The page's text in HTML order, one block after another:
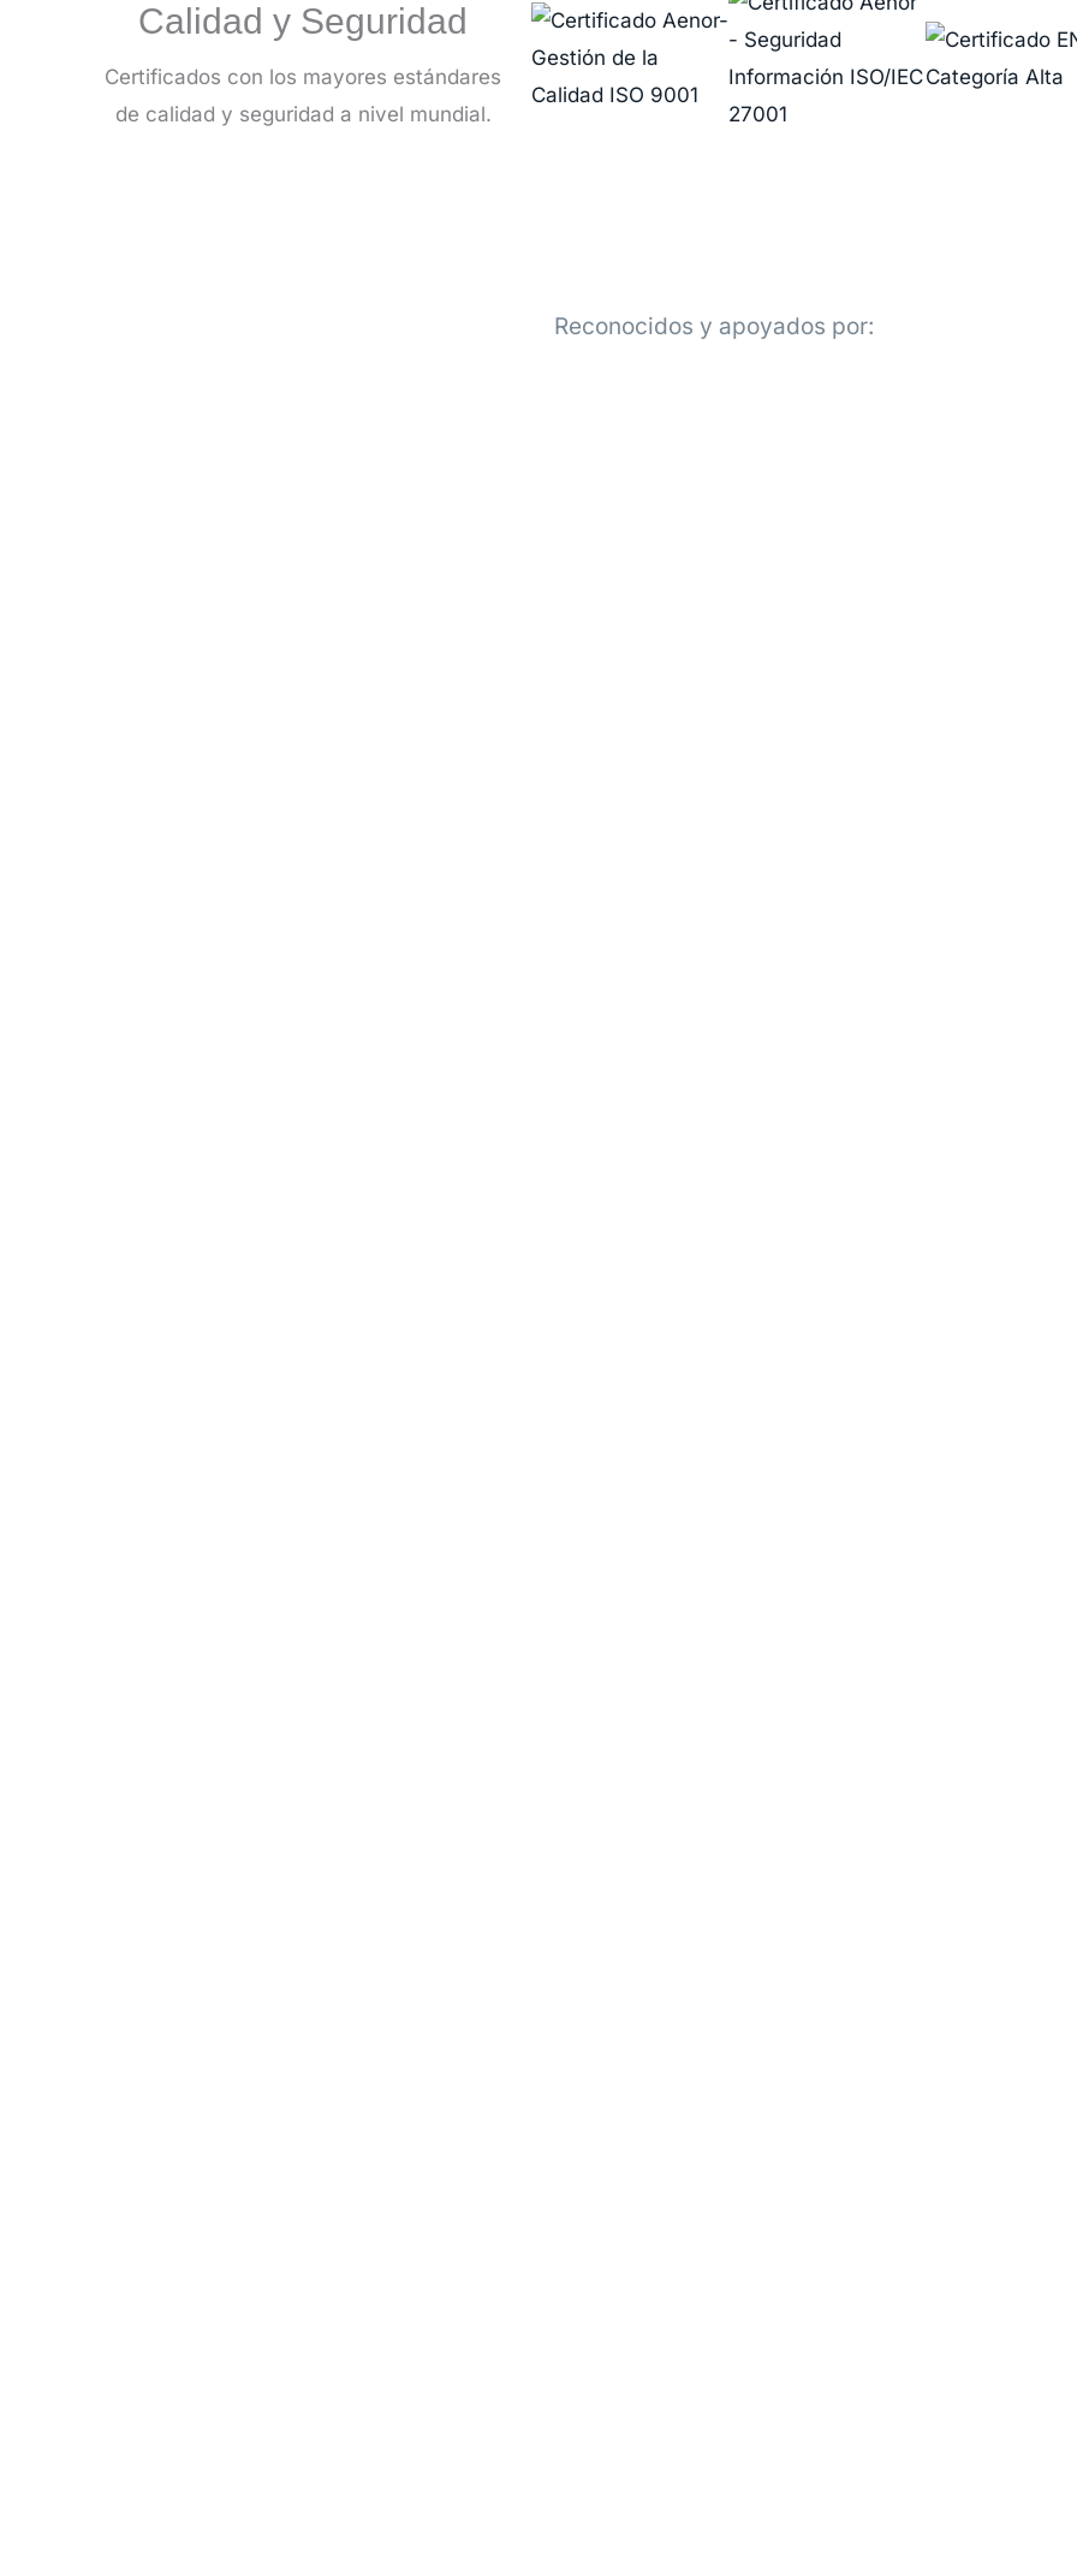
Calidad y Seguridad
Certificados con los mayores estándares
de calidad y seguridad a nivel mundial.
Reconocidos y apoyados por: